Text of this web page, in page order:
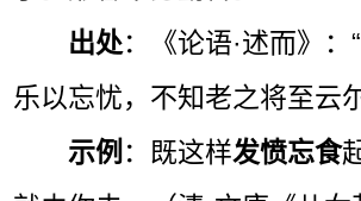
出处：《论语·述而》：
乐以忘忧，不知老之将至云
示例 ：既这样发愤忘食